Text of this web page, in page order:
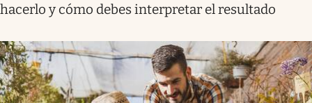
hacerlo y cómo debes interpretar el resultado